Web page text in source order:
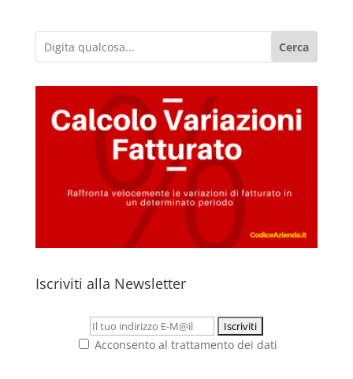
Cerca
Iscriviti alla Newsletter
Acconsento al trattamento dei dati